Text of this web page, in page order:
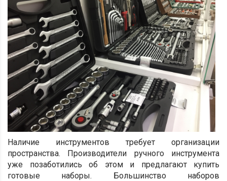
Наличие инструментов требует организации
пространства. Производители ручного инструмента
уже позаботились об этом и предлагают купить
готовые наборы. Большинство наборов